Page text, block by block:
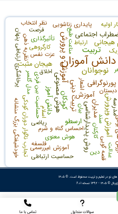
دانش آموزان
نوجوانان آموزش و پرورش تربیت
تربیت دینی آموزش وپرورش
هوش مصنوعی آموزش
روش پدیدارشناسیارسطو
مدیران
هیجان مثبت
کودکان
هیجانی
اجتماعی
پورنوگرافی
دانش آموز
اولیه
پرخاشگری ارتباطی پنهان
احساس گناه و شرم تجارب ناگوار دوران کودکیخودشیفتگی بزرگ منشانه
حساسیت بین فردی
پایداری زناشویی
هوش معنوی
عزت نفس
مناعت طبع کارگروهی
آموزش غیررسمی
کارکنان
نظریه ذهن
حساسیت ارتباطی
نظرِ انتخاب
مدل گلسر
دبستان
قصه گویی
ریاضی
اشعار
تأثیرگذاری ارتباط
دین
فرصت
بیان
اخلاق
فلسفه
سند
عدالت
اسلام
نو در تعلیم و تربیت محفوظ است. © ۱۴۰۵
© ۱۴۰۵ - 1392 نسخه 6.01
سوالات متداول تماس با ما